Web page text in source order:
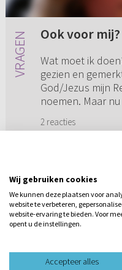
Ook voor mij?
Wat moet ik
gezien en
God/Jezus mijn
noemen. Maar
2 reacties
Wij gebruiken cookies
We kunnen deze plaatsen voor
website te verbeteren,
website-ervaring te bieden. Voor
opent u de instellingen.
Accepteer alles